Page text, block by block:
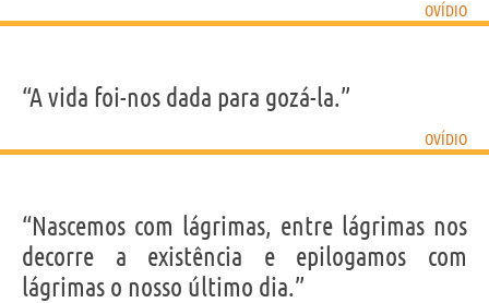
OVÍDIO
“A vida foi-nos dada para gozá-la.”
OVÍDIO
“Nascemos com lágrimas, entre lágrimas nos
decorre a existência e epilogamos com
lágrimas o nosso último dia.”